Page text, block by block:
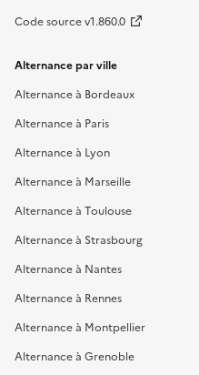
Code source v1.860.0
Alternance par ville
Alternance à Bordeaux
Alternance à Paris
Alternance à Lyon
Alternance à Marseille
Alternance à Toulouse
Alternance à Strasbourg
Alternance à Nantes
Alternance à Rennes
Alternance à Montpellier
Alternance à Grenoble